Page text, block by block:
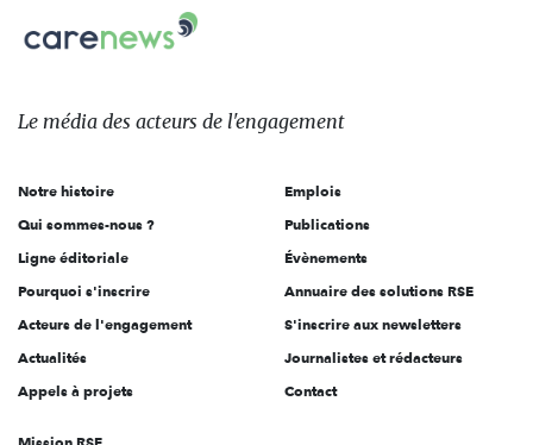
sur:
Le
des
l'engagement
Le média des acteurs de l'engagement
Notre histoire
Qui sommes-nous ?
Ligne éditoriale
Pourquoi s'inscrire
Acteurs de l'engagement
Actualités
Appels à projets
Emplois
Publications
Évènements
Annuaire des solutions RSE
S'inscrire aux newsletters
Journalistes et rédacteurs
Contact